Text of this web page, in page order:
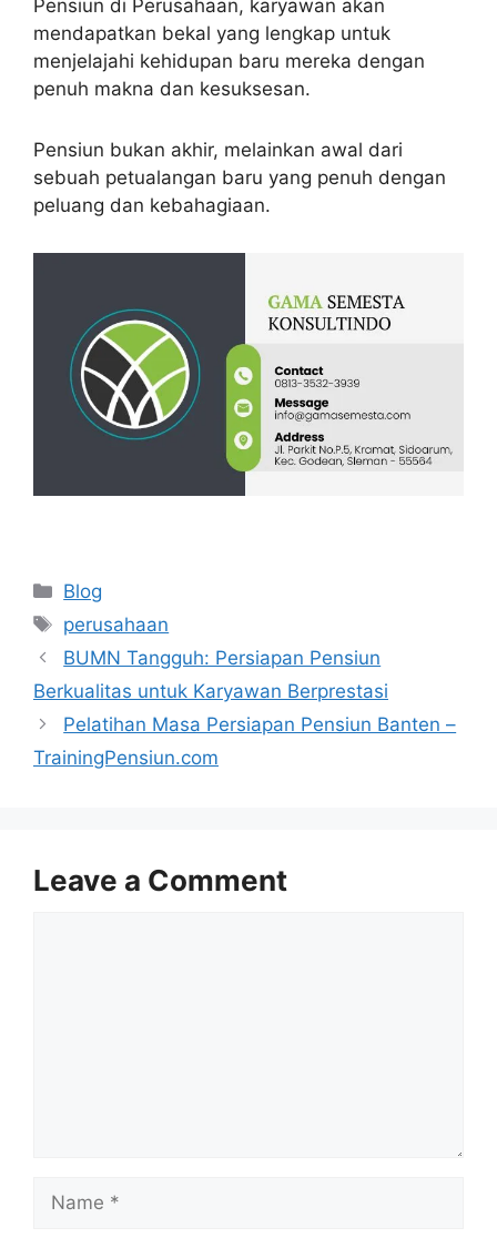
Pensiun di Perusahaan, karyawan akan
mendapatkan bekal yang lengkap untuk
menjelajahi kehidupan baru mereka dengan
penuh makna dan kesuksesan.
Pensiun bukan akhir, melainkan awal dari
sebuah petualangan baru yang penuh dengan
peluang dan kebahagiaan.
Categories
Blog
Tags
perusahaan
BUMN Tangguh: Persiapan Pensiun
Berkualitas untuk Karyawan Berprestasi
Pelatihan Masa Persiapan Pensiun Banten –
TrainingPensiun.com
Leave a Comment